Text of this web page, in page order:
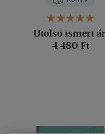
Nyelv szerint
Utolsó ismert
4 480 Ft